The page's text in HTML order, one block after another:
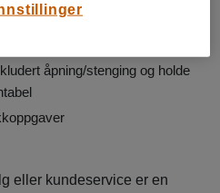
åpning/stenging og holde
eller kundeservice er en